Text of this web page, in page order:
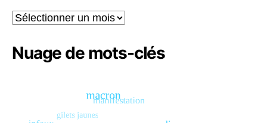
Archives
Nuage de mots-clés